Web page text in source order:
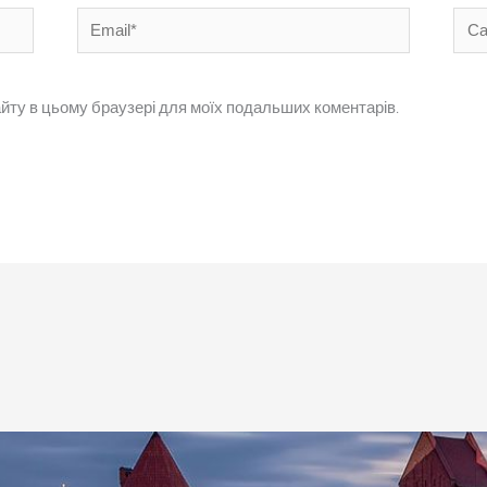
Email*
в цьому браузері для моїх подальших коментарів.